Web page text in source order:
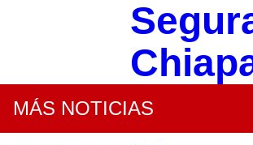
MÁS NOTICIAS